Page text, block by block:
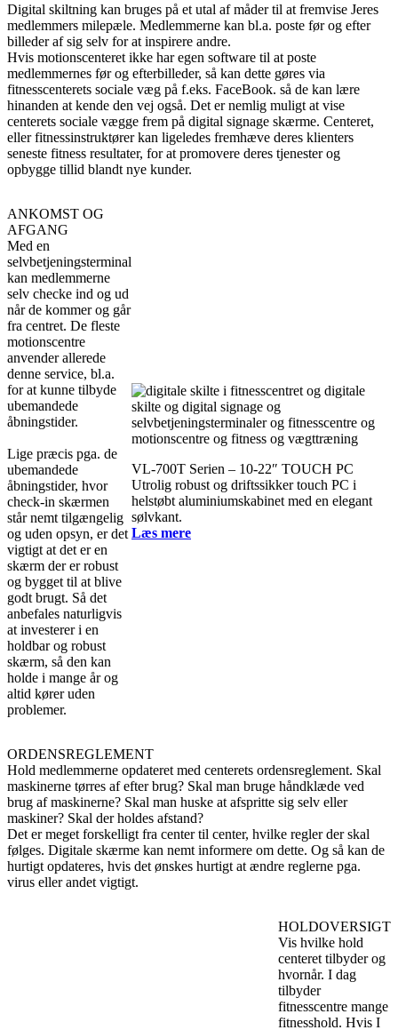
Digital skiltning kan bruges på et utal af måder til at fremvise Jeres
medlemmers milepæle. Medlemmerne kan bl.a. poste før og efter
billeder af sig selv for at inspirere andre.
Hvis motionscenteret ikke har egen software til at poste
medlemmernes før og efterbilleder, så kan dette gøres via
fitnesscenterets sociale væg på f.eks. FaceBook. så de kan lære
hinanden at kende den vej også. Det er nemlig muligt at vise
centerets sociale vægge frem på digital signage skærme. Centeret,
eller fitnessinstruktører kan ligeledes fremhæve deres klienters
seneste fitness resultater, for at promovere deres tjenester og
opbygge tillid blandt nye kunder.
ANKOMST OG
AFGANG
Med en
selvbetjeningsterminal
kan medlemmerne
selv checke ind og ud
når de kommer og går
fra centret. De fleste
motionscentre
anvender allerede
denne service, bl.a.
for at kunne tilbyde
ubemandede
åbningstider.
Lige præcis pga. de
ubemandede
åbningstider, hvor
check-in skærmen
står nemt tilgængelig
og uden opsyn, er det
vigtigt at det er en
skærm der er robust
og bygget til at blive
godt brugt. Så det
anbefales naturligvis
at investerer i en
holdbar og robust
skærm, så den kan
holde i mange år og
altid kører uden
problemer.
VL-700T Serien – 10-22″ TOUCH PC
Utrolig robust og driftssikker touch PC i
helstøbt aluminiumskabinet med en elegant
sølvkant.
Læs mere
ORDENSREGLEMENT
Hold medlemmerne opdateret med centerets ordensreglement. Skal
maskinerne tørres af efter brug? Skal man bruge håndklæde ved
brug af maskinerne? Skal man huske at afspritte sig selv eller
maskiner? Skal der holdes afstand?
Det er meget forskelligt fra center til center, hvilke regler der skal
følges. Digitale skærme kan nemt informere om dette. Og så kan de
hurtigt opdateres, hvis det ønskes hurtigt at ændre reglerne pga.
virus eller andet vigtigt.
HOLDOVERSIGT
Vis hvilke hold
centeret tilbyder og
hvornår. I dag
tilbyder
fitnesscentre mange
fitnesshold. Hvis I